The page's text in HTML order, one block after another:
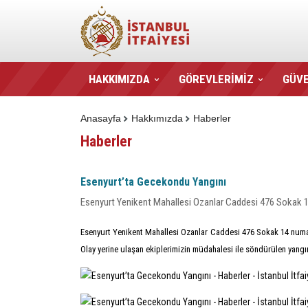
HAKKIMIZDA GÖREVLERİMİZ
Haberler
Hakkımızda
Anasayfa
Haberler
Esenyurt’ta Gecekondu Yangını
Esenyurt Yenikent Mahallesi Ozanlar Caddesi 476 Sokak
Esenyurt Yenikent Mahallesi Ozanlar Caddesi 476 Sokak 14
Olay yerine ulaşan ekiplerimizin müdahalesi ile söndürülen